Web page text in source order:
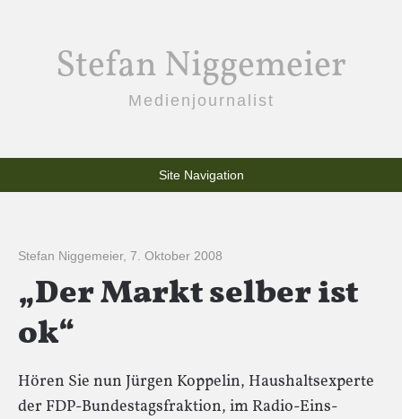
Stefan Niggemeier
Medienjournalist
Site Navigation
Stefan Niggemeier, 7. Oktober 2008
„Der Markt selber ist
ok“
Hören Sie nun Jürgen Koppelin, Haushaltsexperte
der FDP-Bundestagsfraktion, im Radio-Eins-